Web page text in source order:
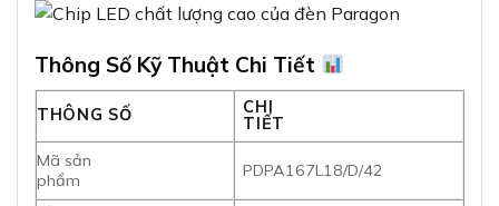
Thông Số Kỹ Thuật Chi Tiết
THÔNG SỐ
CHI
TIẾT
Mã sản
phẩm
PDPA167L18/D/42